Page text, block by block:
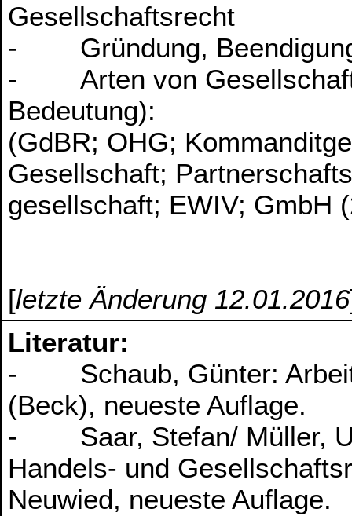
Gesellschaftsrecht
- Gründung,
- Arten von
Bedeutung):
(GdBR; OHG;
Gesellschaft;
gesellschaft; EWIV; GmbH
[letzte Änderung 12.01.2016
Literatur:
- Schaub, Günter:
(Beck), neueste Auflage.
- Saar, Stefan/ Müller,
Handels- und
Neuwied, neueste Auflage.